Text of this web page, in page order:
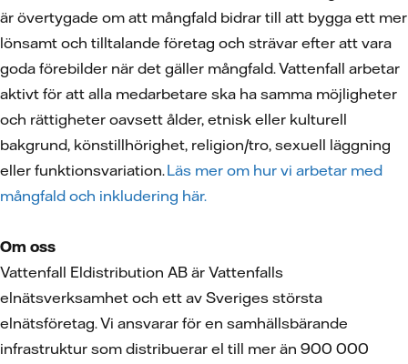
är övertygade om att mångfald bidrar till att bygga ett mer
lönsamt och tilltalande företag och strävar efter att vara
goda förebilder när det gäller mångfald. Vattenfall arbetar
aktivt för att alla medarbetare ska ha samma möjligheter
och rättigheter oavsett ålder, etnisk eller kulturell
bakgrund, könstillhörighet, religion/tro, sexuell läggning
eller funktionsvariation.Läs mer om hur vi arbetar med
mångfald och inkludering här.
Om oss
Vattenfall Eldistribution AB är Vattenfalls
elnätsverksamhet och ett av Sveriges största
elnätsföretag. Vi ansvarar för en samhällsbärande
infrastruktur som distribuerar el till mer än 900 000